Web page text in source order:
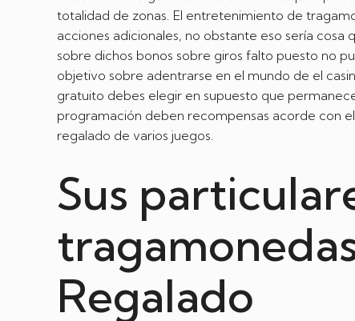
totalidad de zonas. El entretenimiento de
acciones adicionales, no obstante eso serí­a
sobre dichos bonos sobre giros falto puesto no
objetivo sobre adentrarse en el mundo de el
gratuito debes elegir en supuesto que
programación deben recompensas acorde con
regalado de varios juegos.
Sus
Regalado